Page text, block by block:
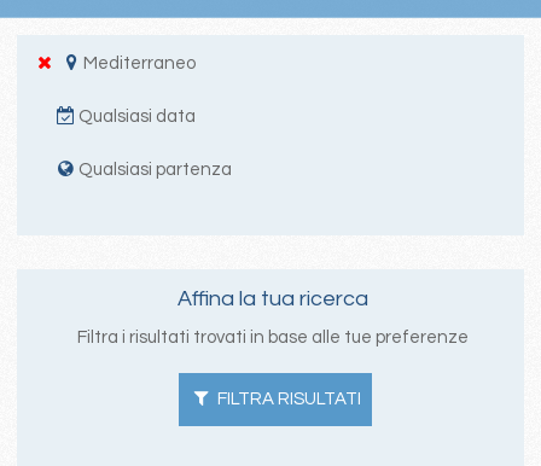
Mediterraneo
Qualsiasi data
Qualsiasi partenza
Affina la tua ricerca
Filtra i risultati trovati in base alle tue preferenze
FILTRA RISULTATI